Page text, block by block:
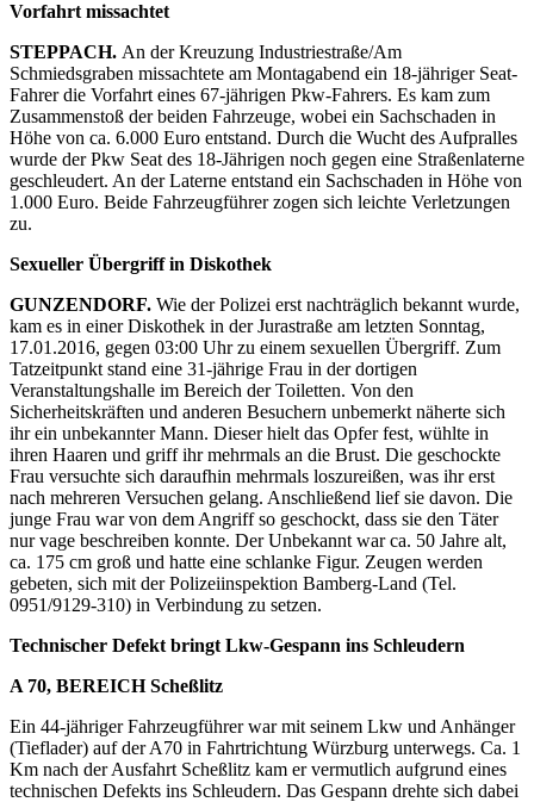
Vorfahrt missachtet
STEPPACH. An der Kreuzung Industriestraße/Am
Schmiedsgraben missachtete am Montagabend ein 18-jähriger Seat-
Fahrer die Vorfahrt eines 67-jährigen Pkw-Fahrers. Es kam zum
Zusammenstoß der beiden Fahrzeuge, wobei ein Sachschaden in
Höhe von ca. 6.000 Euro entstand. Durch die Wucht des Aufpralles
wurde der Pkw Seat des 18-Jährigen noch gegen eine Straßenlaterne
geschleudert. An der Laterne entstand ein Sachschaden in Höhe von
1.000 Euro. Beide Fahrzeugführer zogen sich leichte Verletzungen
zu.
Sexueller Übergriff in Diskothek
GUNZENDORF. Wie der Polizei erst nachträglich bekannt wurde,
kam es in einer Diskothek in der Jurastraße am letzten Sonntag,
17.01.2016, gegen 03:00 Uhr zu einem sexuellen Übergriff. Zum
Tatzeitpunkt stand eine 31-jährige Frau in der dortigen
Veranstaltungshalle im Bereich der Toiletten. Von den
Sicherheitskräften und anderen Besuchern unbemerkt näherte sich
ihr ein unbekannter Mann. Dieser hielt das Opfer fest, wühlte in
ihren Haaren und griff ihr mehrmals an die Brust. Die geschockte
Frau versuchte sich daraufhin mehrmals loszureißen, was ihr erst
nach mehreren Versuchen gelang. Anschließend lief sie davon. Die
junge Frau war von dem Angriff so geschockt, dass sie den Täter
nur vage beschreiben konnte. Der Unbekannt war ca. 50 Jahre alt,
ca. 175 cm groß und hatte eine schlanke Figur. Zeugen werden
gebeten, sich mit der Polizeiinspektion Bamberg-Land (Tel.
0951/9129-310) in Verbindung zu setzen.
Technischer Defekt bringt Lkw-Gespann ins Schleudern
A 70, BEREICH Scheßlitz
Ein 44-jähriger Fahrzeugführer war mit seinem Lkw und Anhänger
(Tieflader) auf der A70 in Fahrtrichtung Würzburg unterwegs. Ca. 1
Km nach der Ausfahrt Scheßlitz kam er vermutlich aufgrund eines
technischen Defekts ins Schleudern. Das Gespann drehte sich dabei